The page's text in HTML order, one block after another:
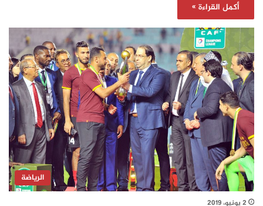
أكمل القراءة »
الرياضة
2 يونيو، 2019